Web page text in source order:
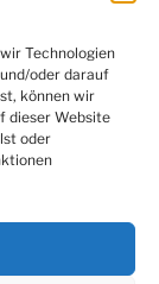
Technologien
oder darauf
können wir
dieser Website
oder
YouTube